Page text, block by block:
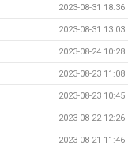
2023-08-31 18:36
2023-08-31 13:03
2023-08-24 10:28
2023-08-23 11:08
2023-08-23 10:45
2023-08-22 12:26
2023-08-21 11:46